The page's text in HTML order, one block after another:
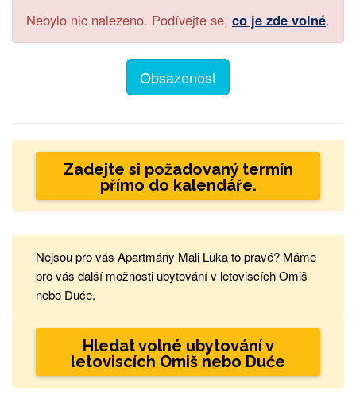
Nebylo nic nalezeno. Podívejte se, co je zde volné.
Obsazenost
Zadejte si požadovaný termín
přímo do kalendáře.
Nejsou pro vás Apartmány Mali Luka to pravé? Máme
pro vás další možnosti ubytování v letoviscích Omiš
nebo Duće.
Hledat volné ubytování v
letoviscích Omiš nebo Duće